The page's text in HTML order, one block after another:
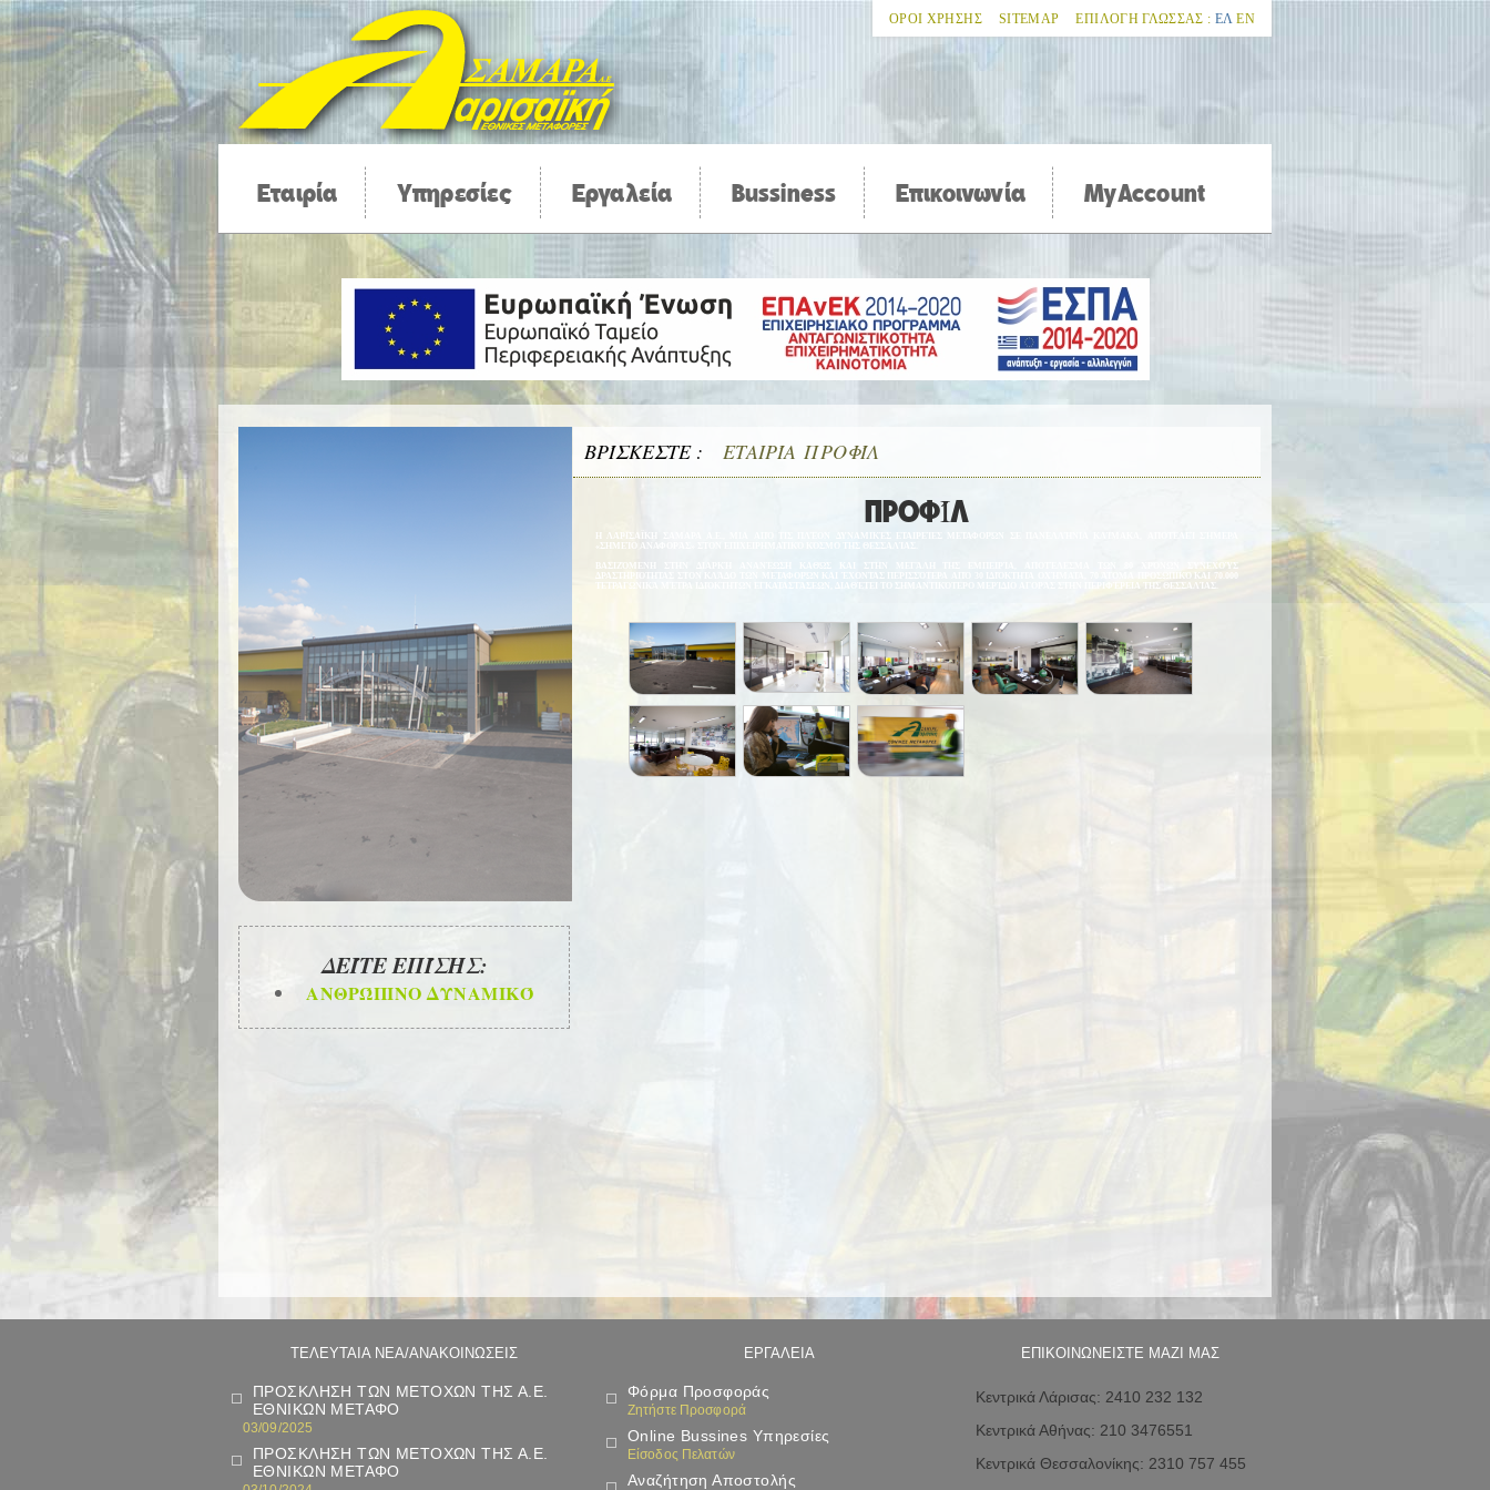
ΟΡΟΙ ΧΡΗΣΗΣ SITEMAP ΕΠΙΛΟΓΗ ΓΛΩΣΣΑΣ : ΕΛ ΕΝ
Εταιρία Υπηρεσίες Εργαλεία Bussiness Επικοινωνία MyAccount
ΔΕΊΤΕ ΕΠΊΣΗΣ:
ΑΝΘΡΏΠΙΝΟ ΔΥΝΑΜΙΚΌ
ΒΡΊΣΚΕΣΤΕ : ΕΤΑΙΡΊΑ ΠΡΟΦΊΛ
ΠΡΟΦΊΛ
Η ΛΑΡΙΣΑΪΚΗ ΣΑΜΑΡΑ Α.Ε., ΜΙΑ ΑΠΌ ΤΙΣ ΠΛΈΟΝ ΔΥΝΑΜΙΚΈΣ ΕΤΑΙΡΕΊΕΣ ΜΕΤΑΦΟΡΏΝ ΣΕ ΠΑΝΕΛΛΉΝΙΑ ΚΛΊΜΑΚΑ, ΑΠΟΤΕΛΕΊ ΣΉΜΕΡΑ
«ΣΗΜΕΊΟ ΑΝΑΦΟΡΆΣ» ΣΤΟΝ ΕΠΙΧΕΙΡΗΜΑΤΙΚΌ ΚΌΣΜΟ ΤΗΣ ΘΕΣΣΑΛΊΑΣ.
ΒΑΣΙΖΌΜΕΝΗ ΣΤΗΝ ΔΙΑΡΚΉ ΑΝΑΝΈΩΣΗ ΚΑΘΏΣ ΚΑΙ ΣΤΗΝ ΜΕΓΆΛΗ ΤΗΣ ΕΜΠΕΙΡΊΑ, ΑΠΟΤΈΛΕΣΜΑ ΤΩΝ 80 ΧΡΌΝΩΝ ΣΥΝΕΧΟΎΣ
ΔΡΑΣΤΗΡΙΌΤΗΤΑΣ ΣΤΟΝ ΚΛΆΔΟ ΤΩΝ ΜΕΤΑΦΟΡΏΝ ΚΑΙ ΈΧΟΝΤΑΣ ΠΕΡΙΣΣΌΤΕΡΑ ΑΠΌ 30 ΙΔΙΌΚΤΗΤΑ ΟΧΉΜΑΤΑ, 70 ΆΤΟΜΑ ΠΡΟΣΩΠΙΚΌ ΚΑΙ 70.000
ΤΕΤΡΑΓΩΝΙΚΆ ΜΈΤΡΑ ΙΔΙΌΚΤΗΤΩΝ ΕΓΚΑΤΑΣΤΆΣΕΩΝ, ΔΙΑΘΈΤΕΙ ΤΟ ΣΗΜΑΝΤΙΚΌΤΕΡΟ ΜΕΡΊΔΙΟ ΑΓΟΡΆΣ ΣΤΗΝ ΠΕΡΙΦΈΡΕΙΑ ΤΗΣ ΘΕΣΣΑΛΊΑΣ.
ΤΕΛΕΥΤΑΙΑ ΝΕΑ/ΑΝΑΚΟΙΝΩΣΕΙΣ
ΠΡΟΣΚΛΗΣΗ ΤΩΝ ΜΕΤΟΧΩΝ ΤΗΣ Α.Ε.
ΕΘΝΙΚΩΝ ΜΕΤΑΦΟ
03/09/2025
ΠΡΟΣΚΛΗΣΗ ΤΩΝ ΜΕΤΟΧΩΝ ΤΗΣ Α.Ε.
ΕΘΝΙΚΩΝ ΜΕΤΑΦΟ
ΕΡΓΑΛΕΙΑ
Φόρμα Προσφοράς
Ζητήστε Προσφορά
Online Bussines Υπηρεσίες
Είσοδος Πελατών
Αναζήτηση Αποστολής
ΕΠΙΚΟΙΝΩΝΕΙΣΤΕ ΜΑΖΙ ΜΑΣ
Κεντρικά Λάρισας: 2410 232 132
Κεντρικά Αθήνας: 210 3476551
Κεντρικά Θεσσαλονίκης: 2310 757 455